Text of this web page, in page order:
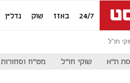
24/7 באזז שוק נדל"ן
חו"ל
ת"א שוקי חו"ל מט"ח וסחורות